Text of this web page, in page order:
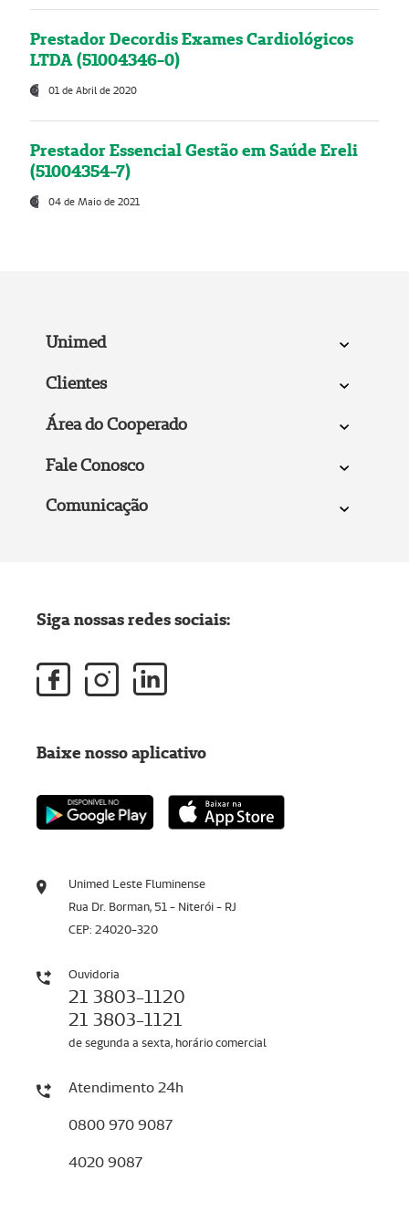
Prestador Decordis Exames Cardiológicos
LTDA (51004346-0)
01 de Abril de 2020
Prestador Essencial Gestão em Saúde Ereli
(51004354-7)
04 de Maio de 2021
Unimed
Clientes
Área do Cooperado
Fale Conosco
Comunicação
Unimed Leste Fluminense
Rua Dr. Borman, 51 - Niterói - RJ
CEP: 24020-320
Ouvidoria
21 3803-1120
21 3803-1121
de segunda a sexta, horário comercial
Atendimento 24h
0800 970 9087
4020 9087
Siga nossas redes sociais:
Baixe nosso aplicativo